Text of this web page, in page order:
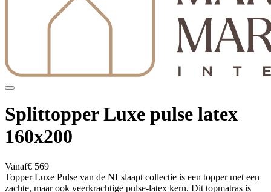
Splittopper Luxe pulse latex
160x200
Vanaf€ 569
Topper Luxe Pulse van de NLslaapt collectie is een topper met een
zachte, maar ook veerkrachtige pulse-latex kern. Dit topmatras is